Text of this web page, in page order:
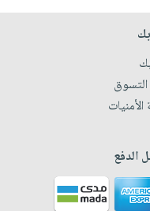
الأمنيات
الدفع